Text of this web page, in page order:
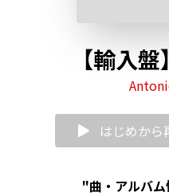
【輸入
はじめから
"曲・アルバ